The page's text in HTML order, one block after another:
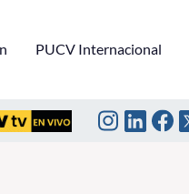
PUCV Internacional